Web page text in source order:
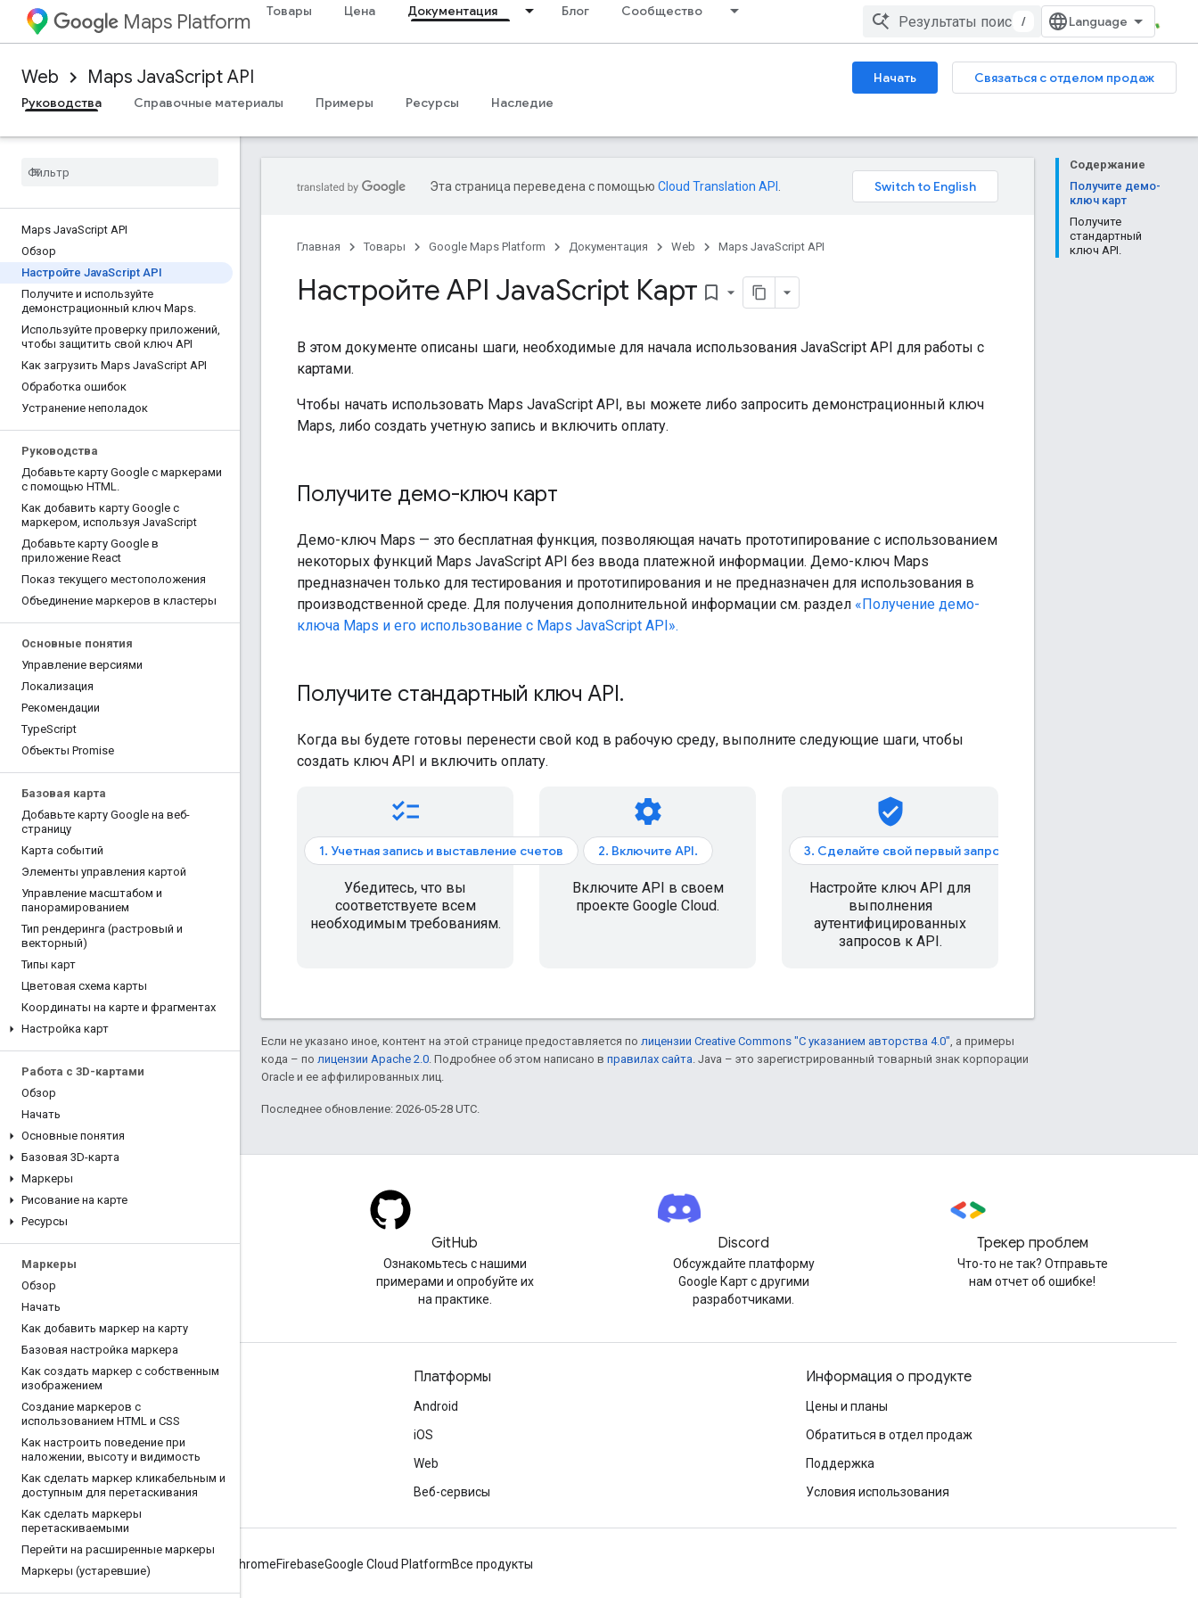
Maps Platform Товары Цена Документация Блог Сообщество
/
Web Maps JavaScript API Начать
Связаться с отделом продаж
Руководства
Справочные материалы Примеры Ресурсы Наследие
Maps JavaScript API
Обзор
Настройте JavaScript API
Получите и используйте
демонстрационный ключ Maps.
Используйте проверку приложений,
чтобы защитить свой ключ API
Как загрузить Maps JavaScript API
Обработка ошибок
Устранение неполадок
Руководства
Добавьте карту Google с маркерами
с помощью HTML.
Как добавить карту Google с
маркером, используя JavaScript
Добавьте карту Google в
приложение React
Показ текущего местоположения
Объединение маркеров в кластеры
Основные понятия
Управление версиями
Локализация
Рекомендации
TypeScript
Объекты Promise
Базовая карта
Добавьте карту Google на веб-
страницу
Карта событий
Элементы управления картой
Управление масштабом и
панорамированием
Тип рендеринга (растровый и
векторный)
Типы карт
Цветовая схема карты
Координаты на карте и фрагментах
Настройка карт
Работа с 3D-картами
Обзор
Начать
Основные понятия
Базовая 3D-карта
Маркеры
Рисование на карте
Ресурсы
Маркеры
Обзор
Начать
Как добавить маркер на карту
Базовая настройка маркера
Как создать маркер с собственным
изображением
Создание маркеров с
использованием HTML и CSS
Как настроить поведение при
наложении, высоту и видимость
Как сделать маркер кликабельным и
доступным для перетаскивания
Как сделать маркеры
перетаскиваемыми
Перейти на расширенные маркеры
Маркеры (устаревшие)
Содержание
Получите демо-
ключ карт
Получите
стандартный
ключ API.
Эта страница переведена с помощью Cloud Translation API
Главная Товары Google Maps Platform Документация Web Maps JavaScript API
Настройте API JavaScript Карт bookmark_border
В этом документе описаны шаги, необходимые для начала использования JavaScript API для работы с
картами.
Чтобы начать использовать Maps JavaScript API, вы можете либо запросить демонстрационный ключ
Maps, либо создать учетную запись и включить оплату.
Получите демо-ключ карт
Демо-ключ Maps — это бесплатная функция, позволяющая начать прототипирование с использованием
некоторых функций Maps JavaScript API без ввода платежной информации. Демо-ключ Maps
предназначен только для тестирования и прототипирования и не предназначен для использования в
производственной среде. Для получения дополнительной информации см. раздел «Получение демо-
ключа Maps и его использование с Maps JavaScript API».
Получите стандартный ключ API.
Когда вы будете готовы перенести свой код в рабочую среду, выполните следующие шаги, чтобы
создать ключ API и включить оплату.
checklist
1. Учетная запись и выставление счетов
Убедитесь, что вы
соответствуете всем
необходимым требованиям.
settings
2. Включите API.
Включите API в своем
проекте Google Cloud.
verified_user
3. Сделайте свой первый запрос.
Настройте ключ API для
выполнения
аутентифицированных
запросов к API.
Если не указано иное, контент на этой странице предоставляется по лицензии Creative Commons "С указанием авторства 4.0" , а примеры
кода – по лицензии Apache 2.0 . Подробнее об этом написано в правилах сайта . Java – это зарегистрированный товарный знак корпорации
Oracle и ее аффилированных лиц.
Последнее обновление: 2026-05-28 UTC.
Stack Overflow GitHub
Ознакомьтесь с нашими
примерами и опробуйте их
на практике.
Discord
Обсуждайте платформу
Google Карт с другими
разработчиками.
Трекер проблем
Что-то не так? Отправьте
нам отчет об ошибке!
Подробнее
Часто задаваемые вопросы
Руководства
Платформы
Android
iOS
Web
Веб-сервисы
Информация о продукте
Цены и планы
Обратиться в отдел продаж
Поддержка
Условия использования
ChromeFirebaseGoogle Cloud PlatformВсе продукты